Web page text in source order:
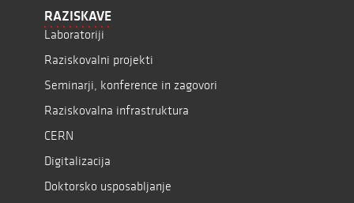
RAZISKAVE
Laboratoriji
Raziskovalni projekti
Seminarji, konference in zagovori
Raziskovalna infrastruktura
CERN
Digitalizacija
Doktorsko usposabljanje